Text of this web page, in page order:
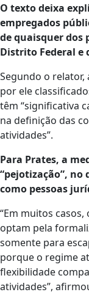
O texto deixa
empregados
de quaisquer dos
Distrito Federal e
Segundo o relator,
por ele
têm “significativa
na definição das
atividades”.
Para Prates, a
“pejotização”,
como pessoas
“Em muitos
optam pela
somente para
porque o regime
flexibilidade
atividades”,